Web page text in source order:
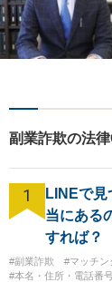
副業詐欺の法
1
LINEで
当にある
すれば？
#副業詐欺 #マッチン
#本名・住所・電話番